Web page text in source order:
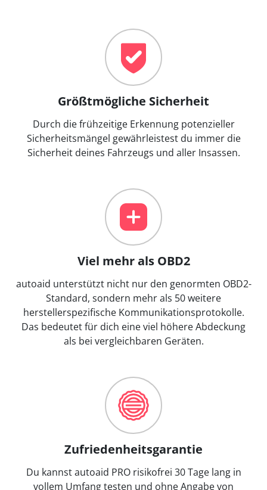
Größtmögliche Sicherheit
Durch die frühzeitige Erkennung potenzieller
Sicherheitsmängel gewährleistest du immer die
Sicherheit deines Fahrzeugs und aller Insassen.
Viel mehr als OBD2
autoaid unterstützt nicht nur den genormten OBD2-
Standard, sondern mehr als 50 weitere
herstellerspezifische Kommunikationsprotokolle.
Das bedeutet für dich eine viel höhere Abdeckung
als bei vergleichbaren Geräten.
Zufriedenheitsgarantie
Du kannst autoaid PRO risikofrei 30 Tage lang in
vollem Umfang testen und ohne Angabe von